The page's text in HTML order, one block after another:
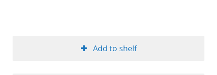
Add to shelf